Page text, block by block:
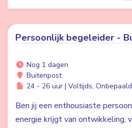
Persoonlijk begeleider -
Nog 1 dagen
Buitenpost
24 - 26 uur | Voltijds,
Ben jij een enthousiaste
energie krijgt van ontwikkeling,